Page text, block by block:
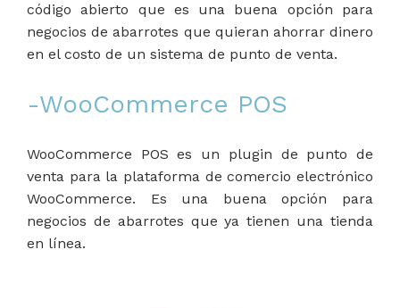
código abierto que es una buena opción para
negocios de abarrotes que quieran ahorrar dinero
en el costo de un sistema de punto de venta.
-WooCommerce POS
WooCommerce POS es un plugin de punto de
venta para la plataforma de comercio electrónico
WooCommerce. Es una buena opción para
negocios de abarrotes que ya tienen una tienda
en línea.